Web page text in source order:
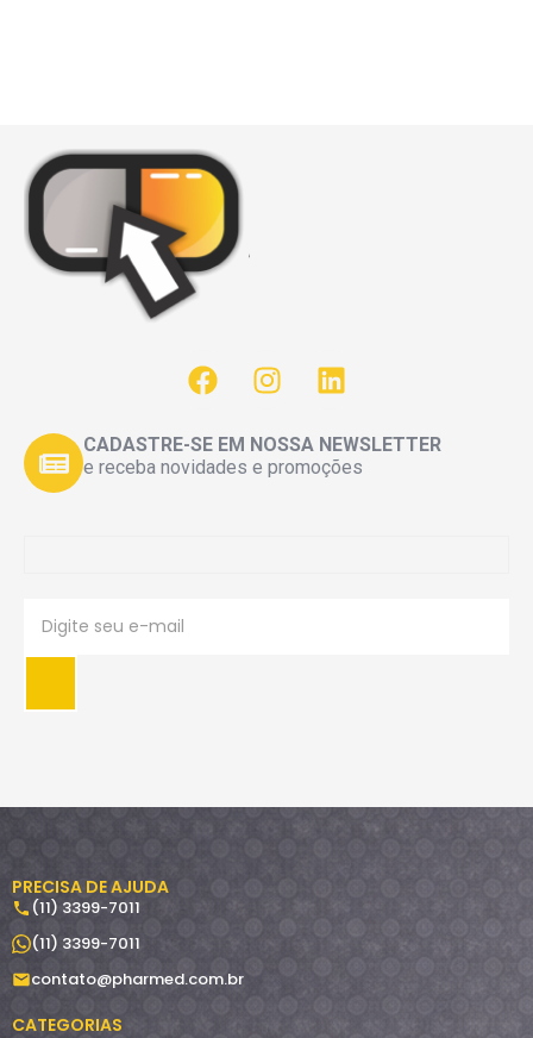
CADASTRE-SE EM NOSSA NEWSLETTER
e receba novidades e promoções
PRECISA DE AJUDA
(11) 3399-7011
(11) 3399-7011
contato@pharmed.com.br
CATEGORIAS